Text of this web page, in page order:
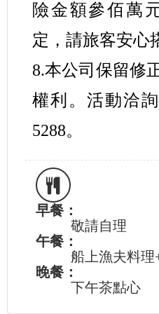
險金額參佰萬
定，請旅客安心
8.本公司保留修
權利。活動洽
5288。
早餐：
敬請自理
午餐：
船上漁夫料理
晚餐：
下午茶點心